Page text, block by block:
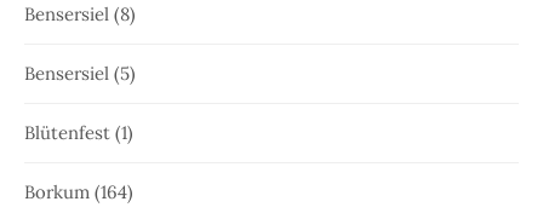
Bensersiel (8)
Bensersiel (5)
Blütenfest (1)
Borkum (164)